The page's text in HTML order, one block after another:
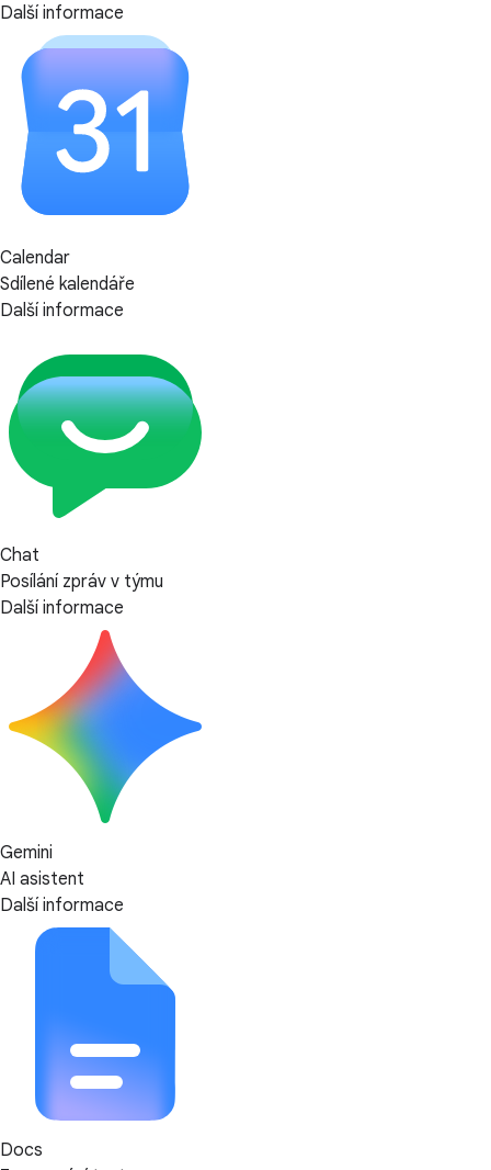
Další informace
Calendar
Sdílené kalendáře
Další informace
Chat
Posílání zpráv v týmu
Další informace
Gemini
AI asistent
Další informace
Docs